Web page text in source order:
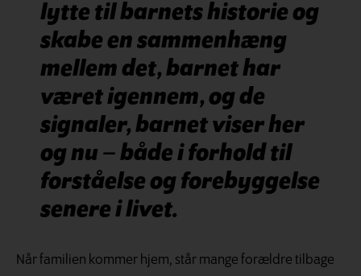
lytte til barnets historie og
skabe ensammenhæng
mellem det, barnethar
været igennem, og de
signaler,barnet viser her
og nu – bådei forhold til
forståelse og forebyggelse
senere i livet.
Når familien kommer hjem, står mange forældre tilbage